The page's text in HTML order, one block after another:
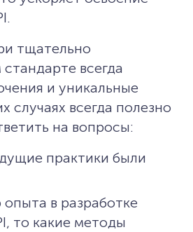
тщательно
всегда
и уникальные
случаях всегда полезно
на вопросы:
практики были
в разработке
то какие методы